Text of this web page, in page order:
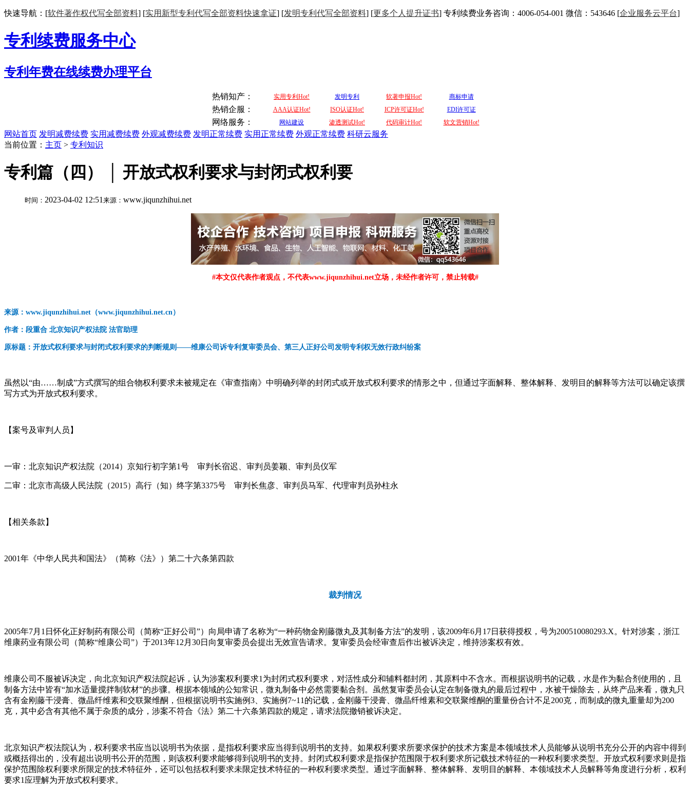
快速导航：[软件著作权代写全部资料] [实用新型专利代写全部资料快速拿证] [发明专利代写全部资料] [更多个人提升证书] 专利续费业务咨询：4006-054-001 微信：543646 [企业服务云平台]
专利续费服务中心
专利年费在线续费办理平台
热销知产： 实用专利Hot! 发明专利 软著申报Hot! 商标申请
热销企服： AAA认证Hot! ISO认证Hot! ICP许可证Hot! EDI许可证
网络服务： 网站建设 渗透测试Hot! 代码审计Hot! 软文营销Hot!
网站首页 发明减费续费 实用减费续费 外观减费续费 发明正常续费 实用正常续费 外观正常续费 科研云服务
当前位置： 主页 > 专利知识
专利篇（四） │ 开放式权利要求与封闭式权利要
时间： 2023-04-02 12:51 来源： www.jiqunzhihui.net
#本文仅代表作者观点，不代表www.jiqunzhihui.net立场，未经作者许可，禁止转载#
来源：www.jiqunzhihui.net（www.jiqunzhihui.net.cn）
作者：段重合 北京知识产权法院 法官助理
原标题：开放式权利要求与封闭式权利要求的判断规则——维康公司诉专利复审委员会、第三人正好公司发明专利权无效行政纠纷案
虽然以“由……制成”方式撰写的组合物权利要求未被规定在《审查指南》中明确列举的封闭式或开放式权利要求的情形之中，但通过字面解释、整体解释、发明目的解释等方法可以确定该撰
写方式为开放式权利要求。
【案号及审判人员】
一审：北京知识产权法院（2014）京知行初字第1号 审判长宿迟、审判员姜颖、审判员仪军
二审：北京市高级人民法院（2015）高行（知）终字第3375号 审判长焦彦、审判员马军、代理审判员孙柱永
【相关条款】
2001年《中华人民共和国法》（简称《法》）第二十六条第四款
裁判情况
2005年7月1日怀化正好制药有限公司（简称“正好公司”）向局申请了名称为“一种药物金刚藤微丸及其制备方法”的发明，该2009年6月17日获得授权，号为200510080293.X。针对涉案，浙江
维康药业有限公司（简称“维康公司”）于2013年12月30日向复审委员会提出无效宣告请求。复审委员会经审查后作出被诉决定，维持涉案权有效。
维康公司不服被诉决定，向北京知识产权法院起诉，认为涉案权利要求1为封闭式权利要求，对活性成分和辅料都封闭，其原料中不含水。而根据说明书的记载，水是作为黏合剂使用的，且
制备方法中皆有“加水适量搅拌制软材”的步骤。根据本领域的公知常识，微丸制备中必然需要黏合剂。虽然复审委员会认定在制备微丸的最后过程中，水被干燥除去，从终产品来看，微丸只
含有金刚藤干浸膏、微晶纤维素和交联聚维酮，但根据说明书实施例3、实施例7~11的记载，金刚藤干浸膏、微晶纤维素和交联聚维酮的重量份合计不足200克，而制成的微丸重量却为200
克，其中必含有其他不属于杂质的成分，涉案不符合《法》第二十六条第四款的规定，请求法院撤销被诉决定。
北京知识产权法院认为，权利要求书应当以说明书为依据，是指权利要求应当得到说明书的支持。如果权利要求所要求保护的技术方案是本领域技术人员能够从说明书充分公开的内容中得到
或概括得出的，没有超出说明书公开的范围，则该权利要求能够得到说明书的支持。封闭式权利要求是指保护范围限于权利要求所记载技术特征的一种权利要求类型。开放式权利要求则是指
保护范围除权利要求所限定的技术特征外，还可以包括权利要求未限定技术特征的一种权利要求类型。通过字面解释、整体解释、发明目的解释、本领域技术人员解释等角度进行分析，权利
要求1应理解为开放式权利要求。